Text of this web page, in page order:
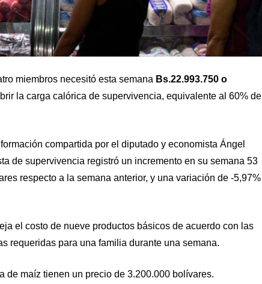
miembros necesitó esta semana Bs.22.993.750 o
la carga calórica de supervivencia, equivalente al 60% de
compartida por el diputado y economista Ángel
de supervivencia registró un incremento en su semana 53
respecto a la semana anterior, y una variación de -5,97%
el costo de nueve productos básicos de acuerdo con las
requeridas para una familia durante una semana.
de maíz tienen un precio de 3.200.000 bolívares.